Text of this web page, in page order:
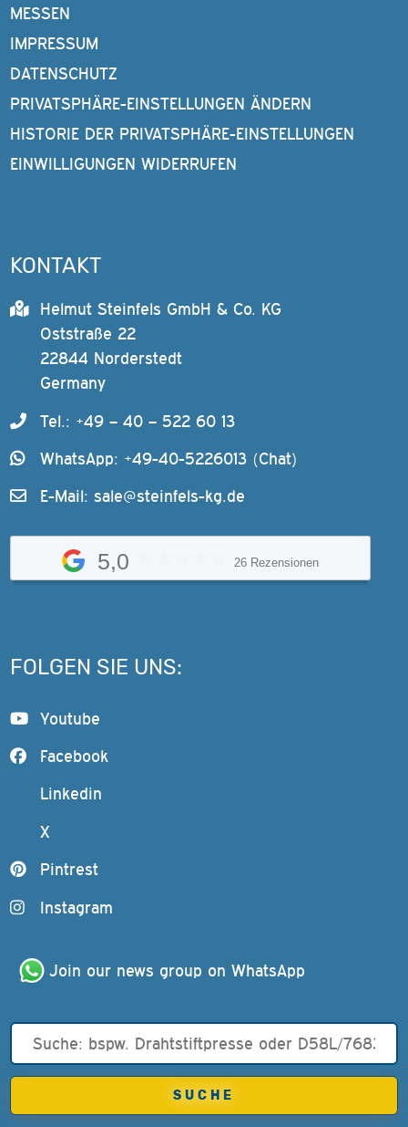
MESSEN
IMPRESSUM
DATENSCHUTZ
PRIVATSPHÄRE-EINSTELLUNGEN ÄNDERN
HISTORIE DER PRIVATSPHÄRE-EINSTELLUNGEN
EINWILLIGUNGEN WIDERRUFEN
KONTAKT
Helmut Steinfels GmbH & Co. KG
Oststraße 22
22844 Norderstedt
Germany
Tel.: +49 – 40 – 522 60 13
WhatsApp: +49-40-5226013 (Chat)
E-Mail: sale@steinfels-kg.de
5,0 26 Rezensionen
FOLGEN SIE UNS:
Youtube
Facebook
Linkedin
X
Pintrest
Instagram
Join our news group on WhatsApp